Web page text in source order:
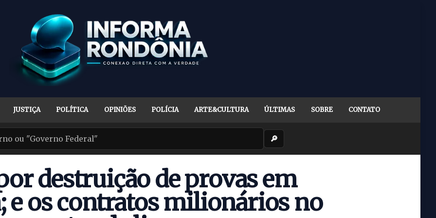
JUSTIÇA POLÍTICA OPINIÕES POLÍCIA ARTE&CULTURA ÚLTIMAS SOBRE CONTATO
🔎
destruição de provas em
e os contratos milionários no